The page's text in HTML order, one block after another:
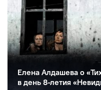
Елена Алдашева о
в день 8-летия